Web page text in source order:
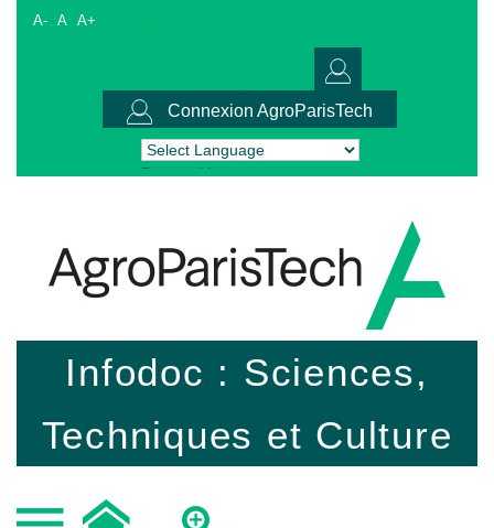
A- A A+
Connexion AgroParisTech
Powered by Translate
Infodoc : Sciences,
Techniques et Culture